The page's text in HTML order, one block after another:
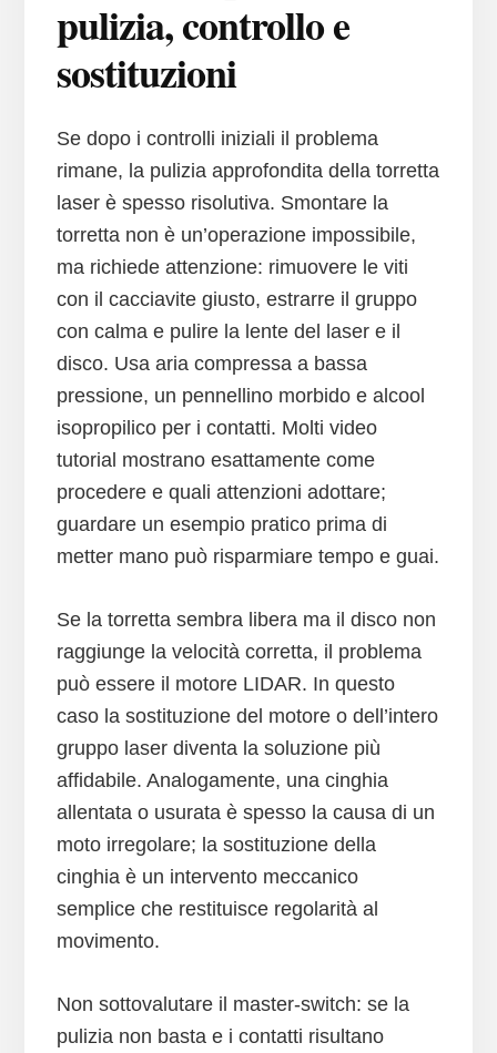
pulizia, controllo e
sostituzioni
Se dopo i controlli iniziali il problema
rimane, la pulizia approfondita della torretta
laser è spesso risolutiva. Smontare la
torretta non è un’operazione impossibile,
ma richiede attenzione: rimuovere le viti
con il cacciavite giusto, estrarre il gruppo
con calma e pulire la lente del laser e il
disco. Usa aria compressa a bassa
pressione, un pennellino morbido e alcool
isopropilico per i contatti. Molti video
tutorial mostrano esattamente come
procedere e quali attenzioni adottare;
guardare un esempio pratico prima di
metter mano può risparmiare tempo e guai.
Se la torretta sembra libera ma il disco non
raggiunge la velocità corretta, il problema
può essere il motore LIDAR. In questo
caso la sostituzione del motore o dell’intero
gruppo laser diventa la soluzione più
affidabile. Analogamente, una cinghia
allentata o usurata è spesso la causa di un
moto irregolare; la sostituzione della
cinghia è un intervento meccanico
semplice che restituisce regolarità al
movimento.
Non sottovalutare il master-switch: se la
pulizia non basta e i contatti risultano